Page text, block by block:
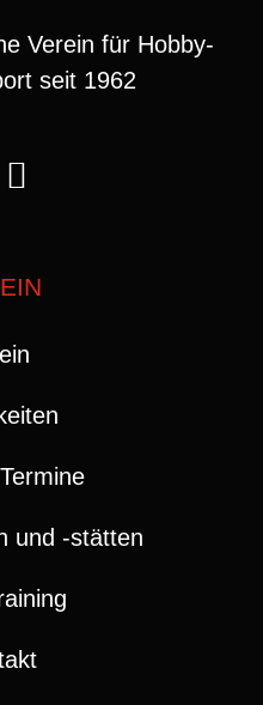
Verein für Hobby-
seit 1962
und ‑stätten